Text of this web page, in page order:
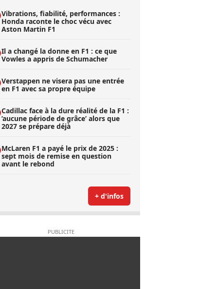
Vibrations, fiabilité, performances :
Honda raconte le choc vécu avec
Aston Martin F1
Il a changé la donne en F1 : ce que
Vowles a appris de Schumacher
Verstappen ne visera pas une entrée
en F1 avec sa propre équipe
Cadillac face à la dure réalité de la F1 :
’aucune période de grâce’ alors que
2027 se prépare déjà
McLaren F1 a payé le prix de 2025 :
sept mois de remise en question
avant le rebond
+ d'infos